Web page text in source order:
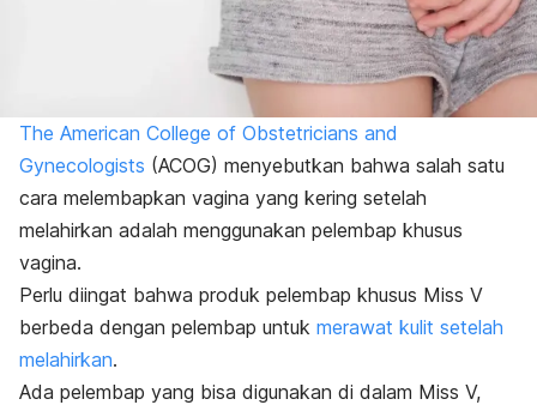
The American College of Obstetricians and
Gynecologists (ACOG) menyebutkan bahwa salah satu
cara melembapkan vagina yang kering setelah
melahirkan adalah menggunakan pelembap khusus
vagina.
Perlu diingat bahwa produk pelembap khusus Miss V
berbeda dengan pelembap untuk merawat kulit setelah
melahirkan.
Ada pelembap yang bisa digunakan di dalam Miss V,